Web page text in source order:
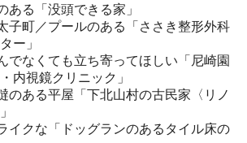
る「没頭できる家」
町／プールのある「ささき整形外科
ー」
なくても立ち寄ってほしい「尼崎園
内視鏡クリニック」
ある平屋「下北山村の古民家〈リノ
クな「ドッグランのあるタイル床の